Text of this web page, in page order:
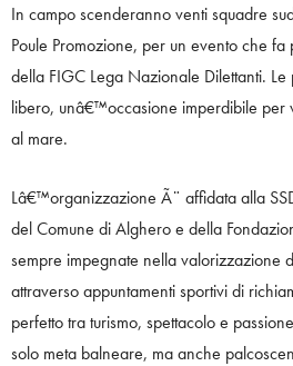
In campo scenderanno venti squadre
Poule Promozione, per un evento che
della FIGC Lega Nazionale Dilettanti. Le
libero, unâ€™occasione imperdibile per
al mare.
Lâ€™organizzazione Ã¨ affidata alla
del Comune di Alghero e della
sempre impegnate nella valorizzazione
attraverso appuntamenti sportivi di
perfetto tra turismo, spettacolo e
solo meta balneare, ma anche